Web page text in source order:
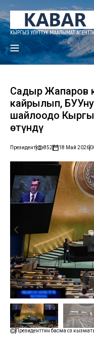
Садыр Жапаров
кайрылып,
шайлоодо
өтүндү
Президент 852 18 Май 2026
Президенттин басма сөз